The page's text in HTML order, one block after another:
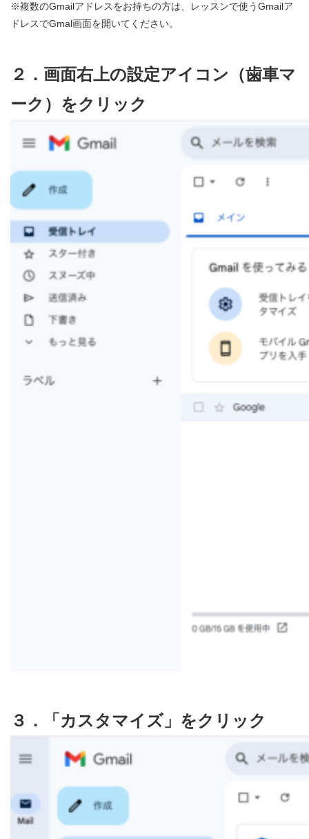
※複数のGmailアドレスをお持ちの方は、レッスンで使うGmailア
ドレスでGmal画面を開いてください。
２．画面右上の設定アイコン（歯車マ
ーク）をクリック
３．「カスタマイズ」をクリック